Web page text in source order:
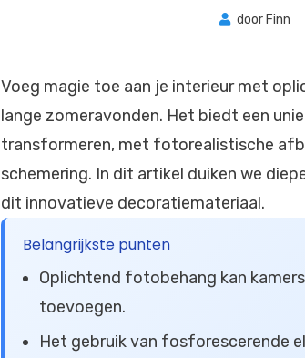
door Finn
Voeg magie toe aan je interieur met
lange zomeravonden. Het biedt een
transformeren, met fotorealistische
schemering. In dit artikel duiken we
dit innovatieve decoratiemateriaal.
Belangrijkste punten
Oplichtend fotobehang kan
toevoegen.
Het gebruik van fosforescerende